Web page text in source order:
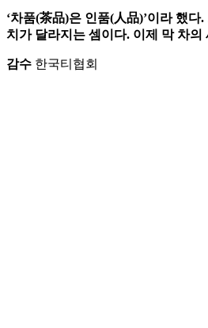
‘차품(茶品)은 인품(人品)’이라 했
치가 달라지는 셈이다. 이제 막 차
감수 한국티협회